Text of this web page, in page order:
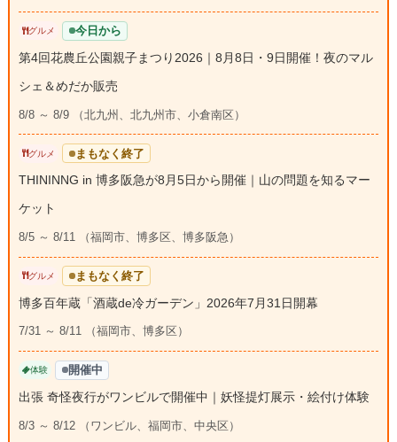
グルメ 今日から
第4回花農丘公園親子まつり2026｜8月8日・9日開催！夜のマル
シェ＆めだか販売
8/8 ～ 8/9 （北九州、北九州市、小倉南区）
グルメ まもなく終了
THININNG in 博多阪急が8月5日から開催｜山の問題を知るマー
ケット
8/5 ～ 8/11 （福岡市、博多区、博多阪急）
グルメ まもなく終了
博多百年蔵「酒蔵de冷ガーデン」2026年7月31日開幕
7/31 ～ 8/11 （福岡市、博多区）
体験 開催中
出張 奇怪夜行がワンビルで開催中｜妖怪提灯展示・絵付け体験
8/3 ～ 8/12 （ワンビル、福岡市、中央区）